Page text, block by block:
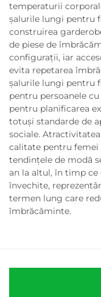
temperaturii
șalurile lungi pentru
construirea
de piese de
configurații, iar
evita repetarea
șalurile lungi pentru
pentru persoanele
pentru planificarea
totuși standarde de
sociale.
calitate pentru femei
tendințele de modă
an la altul, în timp ce
învechite,
termen lung care
îmbrăcăminte.